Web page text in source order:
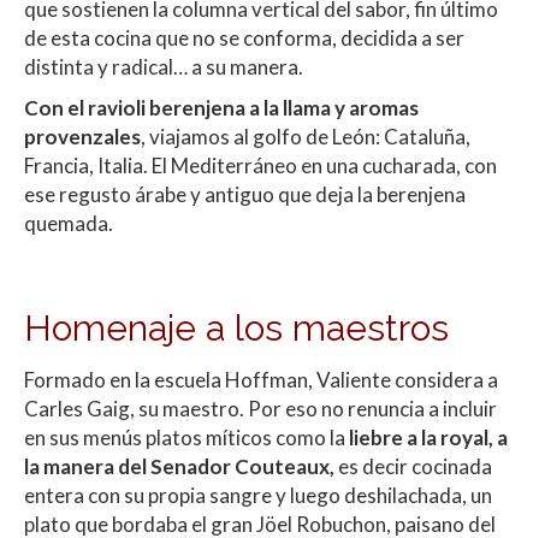
que sostienen la columna vertical del sabor, fin último
de esta cocina que no se conforma, decidida a ser
distinta y radical… a su manera.
Con el ravioli berenjena a la llama y aromas
provenzales, viajamos al golfo de León: Cataluña,
Francia, Italia. El Mediterráneo en una cucharada, con
ese regusto árabe y antiguo que deja la berenjena
quemada.
Homenaje a los maestros
Formado en la escuela Hoffman, Valiente considera a
Carles Gaig, su maestro. Por eso no renuncia a incluir
en sus menús platos míticos como la liebre a la royal, a
la manera del Senador Couteaux, es decir cocinada
entera con su propia sangre y luego deshilachada, un
plato que bordaba el gran Jöel Robuchon, paisano del